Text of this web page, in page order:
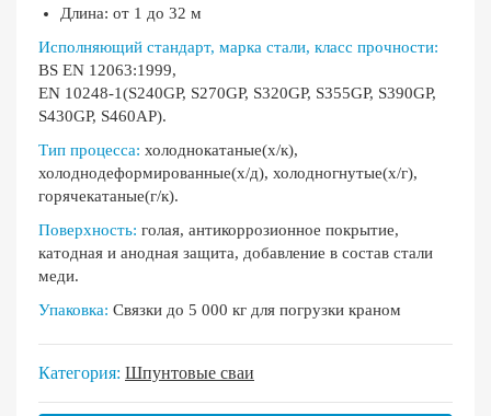
Длина: от 1 до 32 м
Исполняющий стандарт, марка стали, класс прочности:
BS EN 12063:1999,
EN 10248-1(S240GP, S270GP, S320GP, S355GP, S390GP,
S430GP, S460AP).
Тип процесса: холоднокатаные(х/к),
холоднодеформированные(х/д), холодногнутые(х/г),
горячекатаные(г/к).
Поверхность: голая, антикоррозионное покрытие,
катодная и анодная защита, добавление в состав стали
меди.
Упаковка: Связки до 5 000 кг для погрузки краном
Категория: Шпунтовые сваи